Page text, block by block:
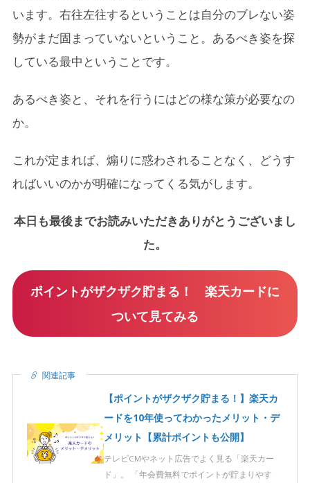
います。右往左往するということは自分のブレない姿
勢がまだ固まっていないということ。あるべき姿を探
している最中ということです。
あるべき姿と、それを行うにはどの様な策が必要なの
か。
これが定まれば、煽りに惑わされることなく、どうす
ればいいのかが明確になってくる気がします。
本日も最後までお読みいただきありがとうございまし
た。
ポイントがザクザク貯まる！ 楽天カードに
ついて見てみる
関連記事
【ポイントがザクザク貯まる！】楽天カ
ードを10年使ってわかったメリット・デ
メリット【累計ポイントも公開】
テレビCMやネット広告でよく見る「楽天カー
ド」。 「年会費無料でポイントが貯まりやす